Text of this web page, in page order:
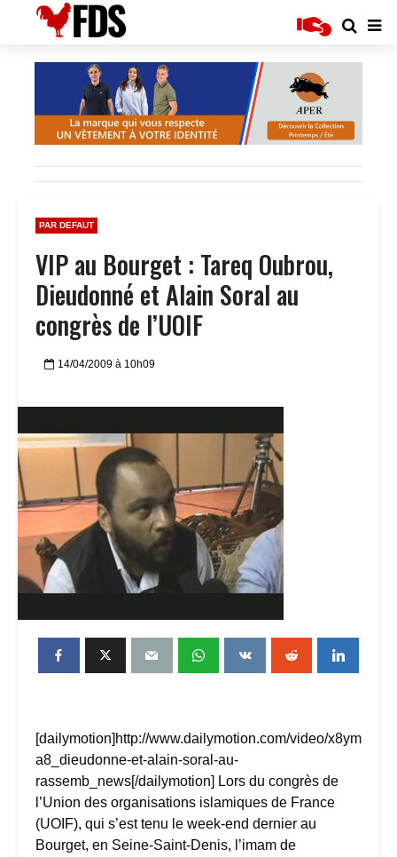
PAR DEFAUT
VIP au Bourget : Tareq Oubrou,
Dieudonné et Alain Soral au
congrès de l’UOIF
14/04/2009 à 10h09
[dailymotion]http://www.dailymotion.com/video/x8ym
a8_dieudonne-et-alain-soral-au-
rassemb_news[/dailymotion] Lors du congrès de
l’Union des organisations islamiques de France
(UOIF), qui s’est tenu le week-end dernier au
Bourget, en Seine-Saint-Denis, l’imam de